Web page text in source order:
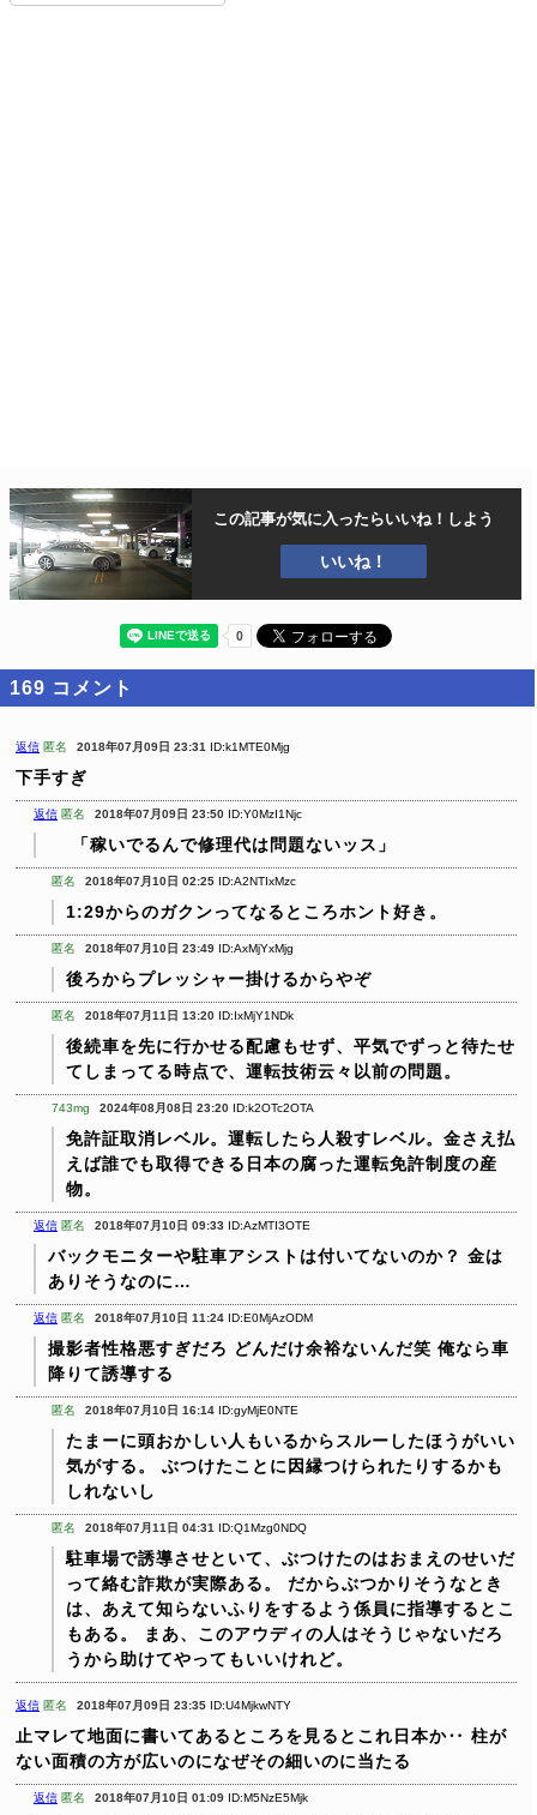
この記事が気に入ったらいいね！しよう
いいね！
169 コメント
返信 匿名 2018年07月09日 23:31 ID:k1MTE0Mjg
下手すぎ
返信 匿名 2018年07月09日 23:50 ID:Y0MzI1Njc
「稼いでるんで修理代は問題ないッス」
匿名 2018年07月10日 02:25 ID:A2NTIxMzc
1:29からのガクンってなるところホント好き。
匿名 2018年07月10日 23:49 ID:AxMjYxMjg
後ろからプレッシャー掛けるからやぞ
匿名 2018年07月11日 13:20 ID:IxMjY1NDk
後続車を先に行かせる配慮もせず、平気でずっと待たせ
てしまってる時点で、運転技術云々以前の問題。
743mg 2024年08月08日 23:20 ID:k2OTc2OTA
免許証取消レベル。運転したら人殺すレベル。金さえ払
えば誰でも取得できる日本の腐った運転免許制度の産
物。
返信 匿名 2018年07月10日 09:33 ID:AzMTI3OTE
バックモニターや駐車アシストは付いてないのか？ 金は
ありそうなのに…
返信 匿名 2018年07月10日 11:24 ID:E0MjAzODM
撮影者性格悪すぎだろ どんだけ余裕ないんだ笑 俺なら車
降りて誘導する
匿名 2018年07月10日 16:14 ID:gyMjE0NTE
たまーに頭おかしい人もいるからスルーしたほうがいい
気がする。
ぶつけたことに因縁つけられたりするかも
しれないし
匿名 2018年07月11日 04:31 ID:Q1Mzg0NDQ
駐車場で誘導させといて、ぶつけたのはおまえのせいだ
って絡む詐欺が実際ある。
だからぶつかりそうなとき
は、あえて知らないふりをするよう係員に指導するとこ
もある。
まあ、このアウディの人はそうじゃないだろ
うから助けてやってもいいけれど。
返信 匿名 2018年07月09日 23:35 ID:U4MjkwNTY
止マレて地面に書いてあるところを見るとこれ日本か‥ 柱が
ない面積の方が広いのになぜその細いのに当たる
返信 匿名 2018年07月10日 01:09 ID:M5NzE5Mjk